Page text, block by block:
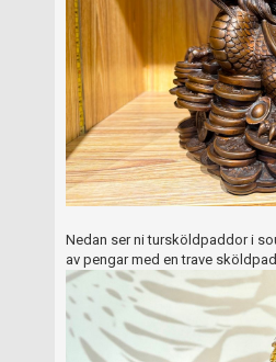
Nedan ser ni tursköldpaddor i
av pengar med en trave